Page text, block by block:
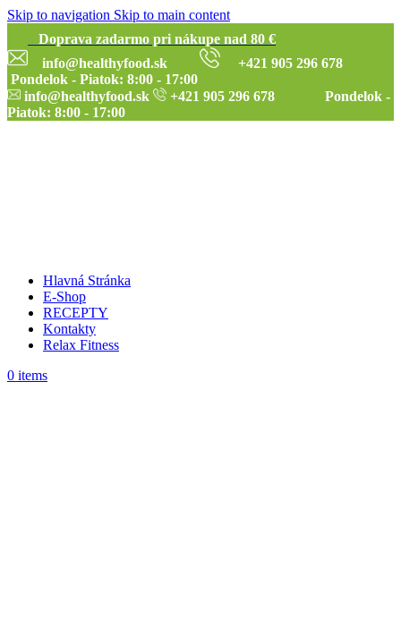
Skip to navigation Skip to main content
Doprava zadarmo pri nákupe nad 80 €
info@healthyfood.sk
+421 905 296 678
Pondelok - Piatok: 8:00 - 17:00
info@healthyfood.sk
+421 905 296 678 Pondelok -
Piatok: 8:00 - 17:00
Hlavná Stránka
E-Shop
RECEPTY
Kontakty
Relax Fitness
0 items